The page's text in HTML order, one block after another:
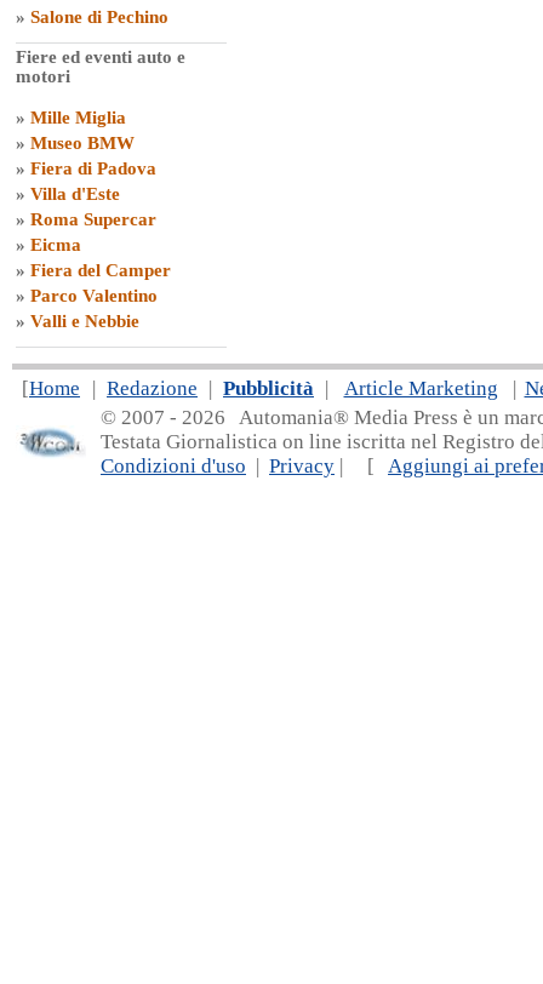
» Salone di Pechino
Fiere ed eventi auto e
motori
» Mille Miglia
» Museo BMW
» Fiera di Padova
» Villa d'Este
» Roma Supercar
» Eicma
» Fiera del Camper
» Parco Valentino
» Valli e Nebbie
[Home | Redazione | Pubblicità | Article Marketing |
© 2007 - 2026 Automania® Media Press è un
Testata Giornalistica on line iscritta nel Registro
Condizioni d'uso | Privacy | [ Aggiungi ai